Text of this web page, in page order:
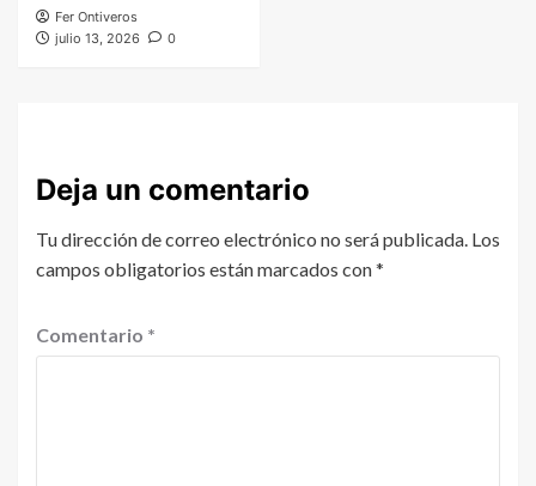
Fer Ontiveros
julio 13, 2026
0
Deja un comentario
Tu dirección de correo electrónico no será publicada. Los
campos obligatorios están marcados con*
Comentario *